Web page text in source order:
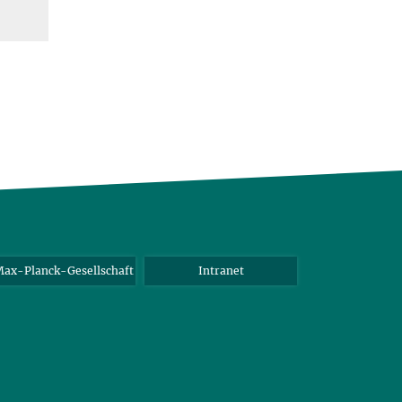
Planck-Gesellschaft Intranet